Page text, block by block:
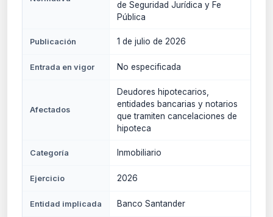
de Seguridad Jurídica y Fe
Pública
Publicación 1 de julio de 2026
Entrada en vigor No especificada
Afectados
Deudores hipotecarios,
entidades bancarias y notarios
que tramiten cancelaciones de
hipoteca
Categoría Inmobiliario
Ejercicio 2026
Entidad implicada Banco Santander